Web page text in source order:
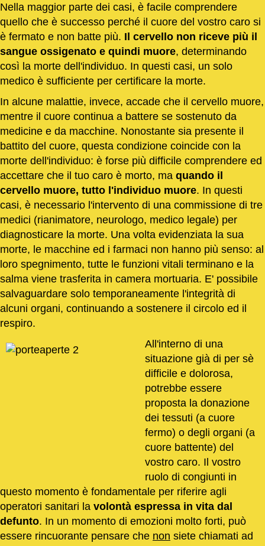
Nella maggior parte dei casi, è facile comprendere
quello che è successo perché il cuore del vostro caro si
è fermato e non batte più. Il cervello non riceve più il
sangue ossigenato e quindi muore, determinando
così la morte dell'individuo. In questi casi, un solo
medico è sufficiente per certificare la morte.
In alcune malattie, invece, accade che il cervello muore,
mentre il cuore continua a battere se sostenuto da
medicine e da macchine. Nonostante sia presente il
battito del cuore, questa condizione coincide con la
morte dell'individuo: è forse più difficile comprendere ed
accettare che il tuo caro è morto, ma quando il
cervello muore, tutto l'individuo muore. In questi
casi, è necessario l'intervento di una commissione di tre
medici (rianimatore, neurologo, medico legale) per
diagnosticare la morte. Una volta evidenziata la sua
morte, le macchine ed i farmaci non hanno più senso: al
loro spegnimento, tutte le funzioni vitali terminano e la
salma viene trasferita in camera mortuaria. E' possibile
salvaguardare solo temporaneamente l'integrità di
alcuni organi, continuando a sostenere il circolo ed il
respiro.
All'interno di una
situazione già di per sè
difficile e dolorosa,
potrebbe essere
proposta la donazione
dei tessuti (a cuore
fermo) o degli organi (a
cuore battente) del
vostro caro. Il vostro
ruolo di congiunti in
questo momento è fondamentale per riferire agli
operatori sanitari la volontà espressa in vita dal
defunto. In un momento di emozioni molto forti, può
essere rincuorante pensare che non siete chiamati ad